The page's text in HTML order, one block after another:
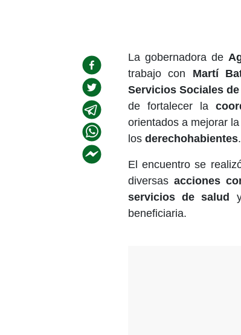
La gobernadora de
trabajo con Martí
Servicios Sociales
de fortalecer la
orientados a mejorar la
los derechohabientes.
El encuentro se
diversas acciones
servicios de salud
beneficiaria.